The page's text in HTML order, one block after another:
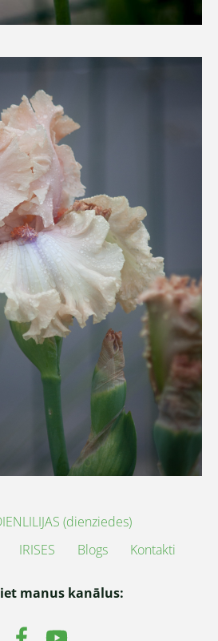
(dienziedes)
IRISES Blogs Kontakti
manus kanālus: